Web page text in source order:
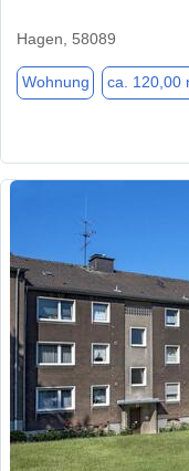
Hagen, 58089
Wohnung ca. 120,00